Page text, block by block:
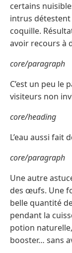
certains
intrus
coquille.
avoir recours à
core/paragraph
C’est un peu le
visiteurs non
core/heading
L’eau aussi fait
core/paragraph
Une autre
des œufs. Une
belle quantité
pendant la
potion
booster… sans